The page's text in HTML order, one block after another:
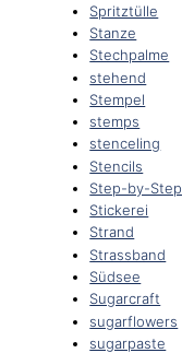
Spritztülle
Stanze
Stechpalme
stehend
Stempel
stemps
stenceling
Stencils
Step-by-Step
Stickerei
Strand
Strassband
Südsee
Sugarcraft
sugarflowers
sugarpaste